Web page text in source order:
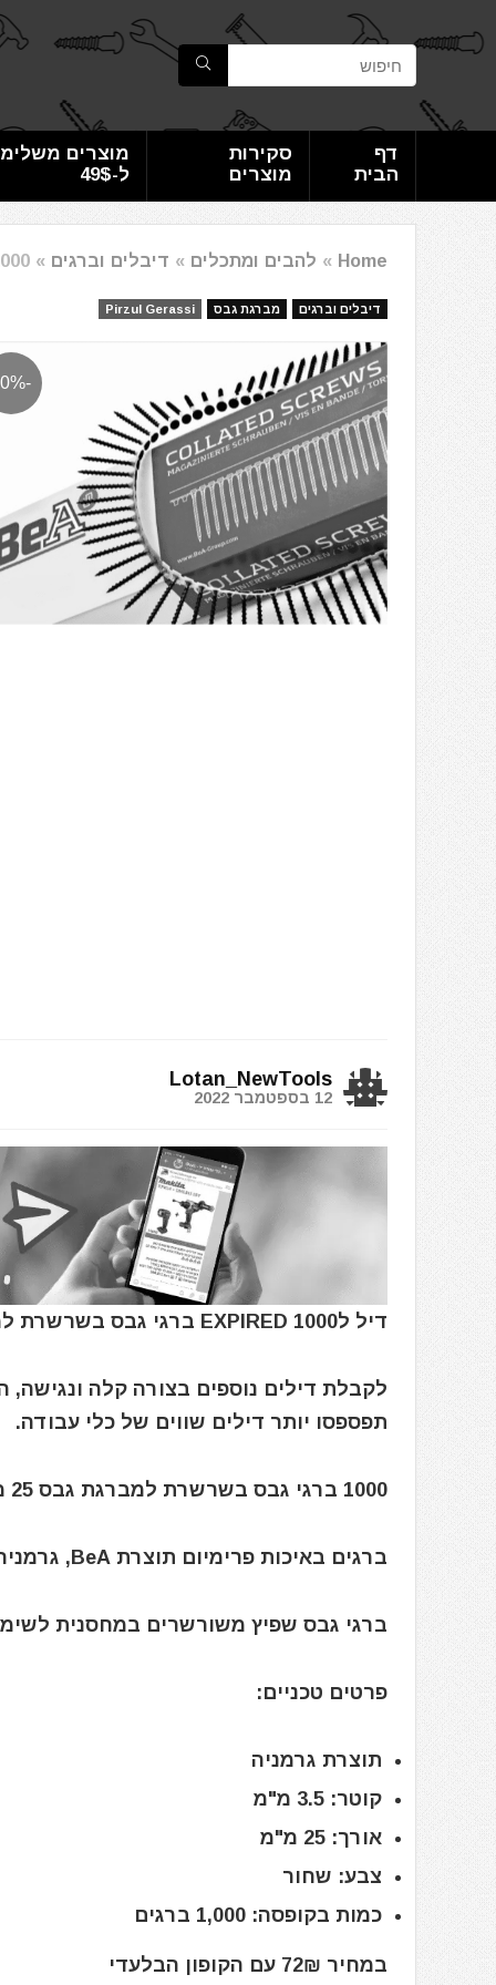
דף
הבית
סקירות
מוצרים
מוצרים
ל-49$
Home
» להבים ומתכלים » דיבלים וברגים » 1000 ברגי גבס בשרשרת
דיבלים וברגים מברגת גבס Pirzul Gerassi
-40%
Lotan_NewTools
12 בספטמבר 2022
דיל לEXPIRED 1000 ברגי גבס בשרשרת למברגת גבס 25 מ”מ
לקבלת דילים נוספים בצורה קלה ונגישה,
תפספסו יותר דילים שווים של כלי עבודה.
1000 ברגי גבס בשרשרת למברגת גבס 25 מ”מ
ברגים באיכות פרימיום תוצרת BeA, גרמניה
ברגי גבס שפיץ משורשרים במחסנית
פרטים טכניים:
תוצרת גרמניה
קוטר: 3.5 מ"מ
אורך: 25 מ"מ
צבע: שחור
כמות בקופסה: 1,000 ברגים
במחיר 72₪ עם הקופון הבלעדי